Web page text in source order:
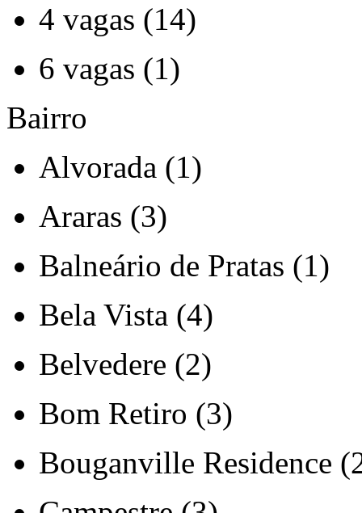
4 vagas (14)
6 vagas (1)
Bairro
Alvorada (1)
Araras (3)
Balneário de Pratas (1)
Bela Vista (4)
Belvedere (2)
Bom Retiro (3)
Bouganville Residence